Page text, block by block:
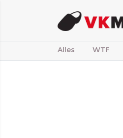
Alles WTF